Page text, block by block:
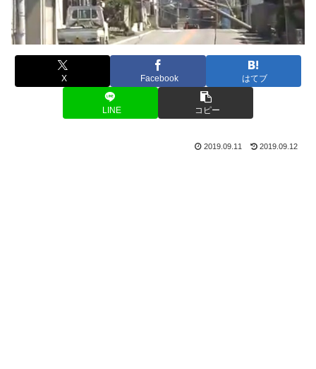
X Facebook はてブ
LINE コピー
2019.09.11 2019.09.12